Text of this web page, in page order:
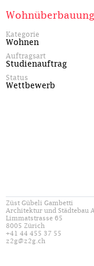
Kategorie
Wohnen
Auftragsart
Studienauftrag
Status
Wettbewerb
Züst Gübeli Gambetti
Architektur und Städtebau
Limmatstrasse 65
8005 Zürich
+41 44 455 37 55
z2g@z2g.ch